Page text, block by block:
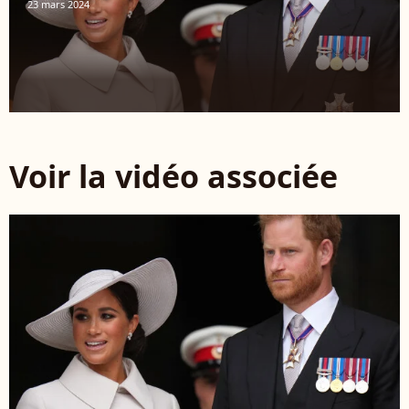
23 mars 2024
Voir la vidéo associée